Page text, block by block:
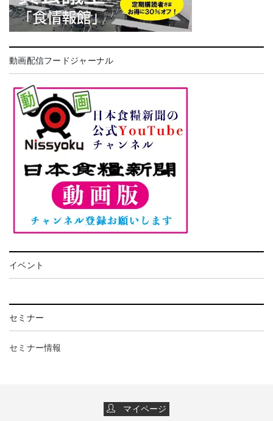
動画配信フードジャーナル
イベント
セミナー
セミナー情報
マイページ